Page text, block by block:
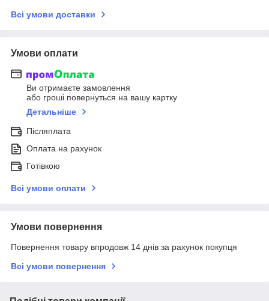
Всі умови доставки
Умови оплати
Ви отримаєте замовлення
або гроші повернуться на вашу картку
Детальніше
Післяплата
Оплата на рахунок
Готівкою
Всі умови оплати
Умови повернення
Повернення товару впродовж 14 днів за рахунок покупця
Всі умови повернення